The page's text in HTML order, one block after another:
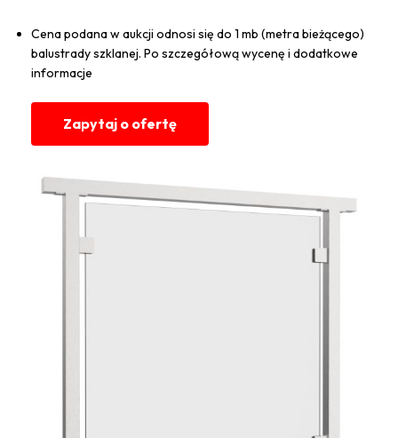
Cena podana w aukcji odnosi się do 1 mb (metra bieżącego)
balustrady szklanej. Po szczegółową wycenę i dodatkowe
informacje
Zapytaj o ofertę